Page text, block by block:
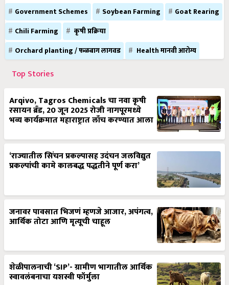
Government Schemes Soybean Farming
Goat Rearing
Chili Farming
कृषी प्रक्रिया
Orchard planting / फळबाग लागवड
Health मानवी आरोग्य
Top Stories
Arqivo, Tagros Chemicals चा नवा कृषी
रसायन ब्रँड, 20 जून 2025 रोजी नागपूरमध्ये
भव्य कार्यक्रमात महाराष्ट्रात लाँच करण्यात आला
‘राज्यातील सिंचन प्रकल्पासह उदंचन जलविद्युत
प्रकल्पांची कामे कालबद्ध पद्धतीने पूर्ण करा’
जनावर पावसात भिजणं म्हणजे आजार, अपंगत्व,
आर्थिक तोटा आणि मृत्यूची चाहूल
शेळीपालनाची ‘SIP’- ग्रामीण भागातील आर्थिक
स्वावलंबनाचा यशस्वी फॉर्मुला